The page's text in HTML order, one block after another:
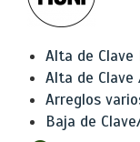
Alta de Clave
Alta de
Arreglos
Baja de